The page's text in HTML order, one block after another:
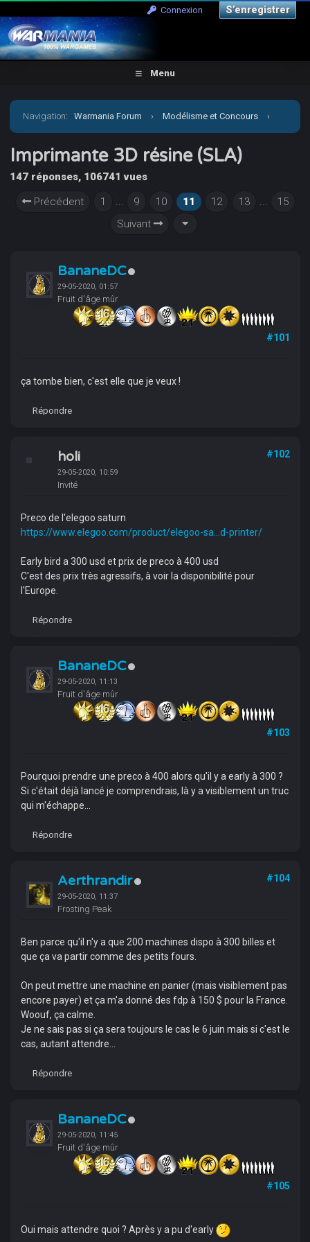
Connexion S’enregistrer
Menu
Navigation:Warmania Forum › Modélisme et Concours ›
Aide, Tutos, Impression 3D Imprimante 3D résine (SLA)
Imprimante 3D résine (SLA)
147 réponses, 106741 vues
Précédent
1 ... 9 10 11 12 13 ...
15
Suivant
BananeDC
29-05-2020, 01:57
Fruit d'âge mûr
#101
ça tombe bien, c'est elle que je veux !
Répondre
holi
29-05-2020, 10:59
Invité
#102
Preco de l'elegoo saturn
https://www.elegoo.com/product/elegoo-sa...d-printer/
Early bird a 300 usd et prix de preco à 400 usd
C'est des prix très agressifs, à voir la disponibilité pour
l'Europe.
Répondre
BananeDC
29-05-2020, 11:13
Fruit d'âge mûr
#103
Pourquoi prendre une preco à 400 alors qu'il y a early à 300 ?
Si c'était déjà lancé je comprendrais, là y a visiblement un truc
qui m'échappe...
Répondre
Aerthrandir
29-05-2020, 11:37
Frosting Peak
#104
Ben parce qu'il n'y a que 200 machines dispo à 300 billes et
que ça va partir comme des petits fours.
On peut mettre une machine en panier (mais visiblement pas
encore payer) et ça m'a donné des fdp à 150 $ pour la France.
Woouf, ça calme.
Je ne sais pas si ça sera toujours le cas le 6 juin mais si c'est le
cas, autant attendre...
Répondre
BananeDC
29-05-2020, 11:45
Fruit d'âge mûr
#105
Oui mais attendre quoi ? Après y a pu d'early